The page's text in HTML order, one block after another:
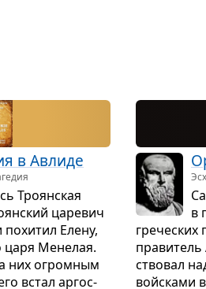
в Авлиде
Тро­ян­ская
царе­вич
Елену,
царя Мене­лая.
них огром­ным
встал аргос­
в
ство­вал
войсками